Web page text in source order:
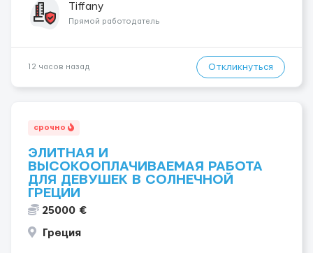
Тогда мы ждём именно тебя! 💆‍♀️✨ 💰 ЧТО МЫ ПРЕДЛАГАЕМ: 🔥
Доход от 4 000 €...
Tiffany
Прямой работодатель
12 часов назад Откликнуться
срочно
ЭЛИТНАЯ И
ВЫСОКООПЛАЧИВАЕМАЯ РАБОТА
ДЛЯ ДЕВУШЕК В СОЛНЕЧНОЙ
ГРЕЦИИ
25000 €
Греция